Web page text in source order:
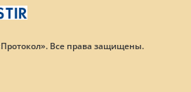
Все права защищены.